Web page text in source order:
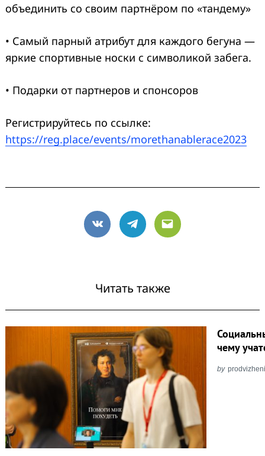
объединить со своим партнёром по «тандему»
• Самый парный атрибут для каждого бегуна —
яркие спортивные носки с символикой забега.
• Подарки от партнеров и спонсоров
Регистрируйтесь по ссылке:
https://reg.place/events/morethanablerace2023
VK Telegram
Email
Читать также
чему
by